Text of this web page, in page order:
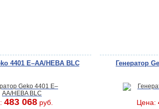
4401 E–AA/HЕBA BLC
483 068 руб.
Генератор
Цена: